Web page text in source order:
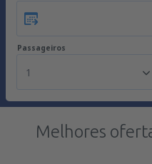
Passageiros
1
Melhores